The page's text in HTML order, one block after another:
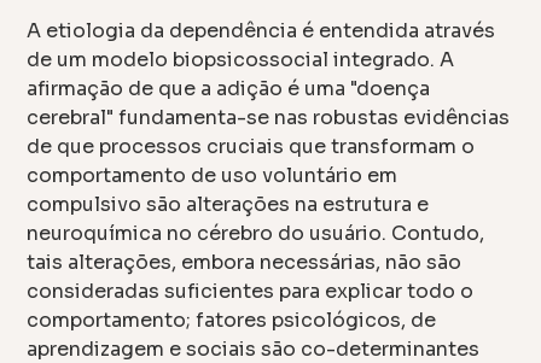
A etiologia da dependência é entendida através
de um modelo biopsicossocial integrado. A
afirmação de que a adição é uma "doença
cerebral" fundamenta-se nas robustas evidências
de que processos cruciais que transformam o
comportamento de uso voluntário em
compulsivo são alterações na estrutura e
neuroquímica no cérebro do usuário. Contudo,
tais alterações, embora necessárias, não são
consideradas suficientes para explicar todo o
comportamento; fatores psicológicos, de
aprendizagem e sociais são co-determinantes